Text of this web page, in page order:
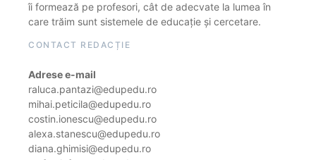
îi formează pe profesori, cât de adecvate la lumea în
care trăim sunt sistemele de educație și cercetare.
CONTACT REDACȚIE
Adrese e-mail
raluca.pantazi@edupedu.ro
mihai.peticila@edupedu.ro
costin.ionescu@edupedu.ro
alexa.stanescu@edupedu.ro
diana.ghimisi@edupedu.ro